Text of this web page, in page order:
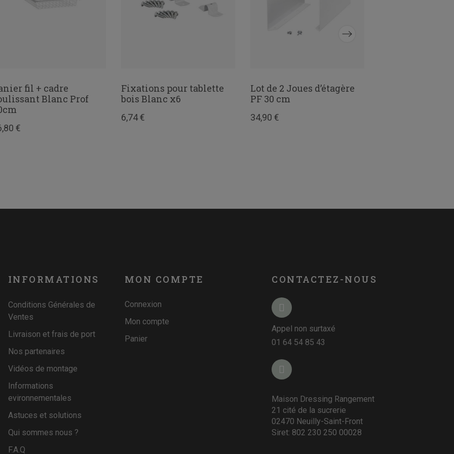
fil + cadre
Blanc Prof
€
Fixations pour tablette
bois Blanc x6
6,74 €
Lot de 2 Joues d’étagère
PF 30 cm
34,90 €
INFORMATIONS
Conditions Générales de
Ventes
Livraison et frais de port
Nos partenaires
Vidéos de montage
Informations
evironnementales
Astuces et solutions
Qui sommes nous ?
F.A.Q
MON COMPTE
Connexion
Mon compte
Panier
CONTACTEZ-NOUS
Appel non surtaxé
01 64 54 85 43
Maison Dressing Rangement
21 cité de la sucrerie
02470 Neuilly-Saint-Front
Siret: 802 230 250 00028